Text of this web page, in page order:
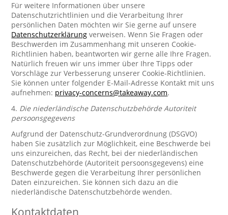
Für weitere Informationen über unsere
Datenschutzrichtlinien und die Verarbeitung Ihrer
persönlichen Daten möchten wir Sie gerne auf unsere
Datenschutzerklärung verweisen. Wenn Sie Fragen oder
Beschwerden im Zusammenhang mit unseren Cookie-
Richtlinien haben, beantworten wir gerne alle Ihre Fragen.
Natürlich freuen wir uns immer über Ihre Tipps oder
Vorschläge zur Verbesserung unserer Cookie-Richtlinien.
Sie können unter folgender E-Mail-Adresse Kontakt mit uns
aufnehmen: privacy-concerns@takeaway.com.
4. Die niederländische Datenschutzbehörde Autoriteit
persoonsgegevens
Aufgrund der Datenschutz-Grundverordnung (DSGVO)
haben Sie zusätzlich zur Möglichkeit, eine Beschwerde bei
uns einzureichen, das Recht, bei der niederländischen
Datenschutzbehörde (Autoriteit persoonsgegevens) eine
Beschwerde gegen die Verarbeitung Ihrer persönlichen
Daten einzureichen. Sie können sich dazu an die
niederländische Datenschutzbehörde wenden.
Kontaktdaten